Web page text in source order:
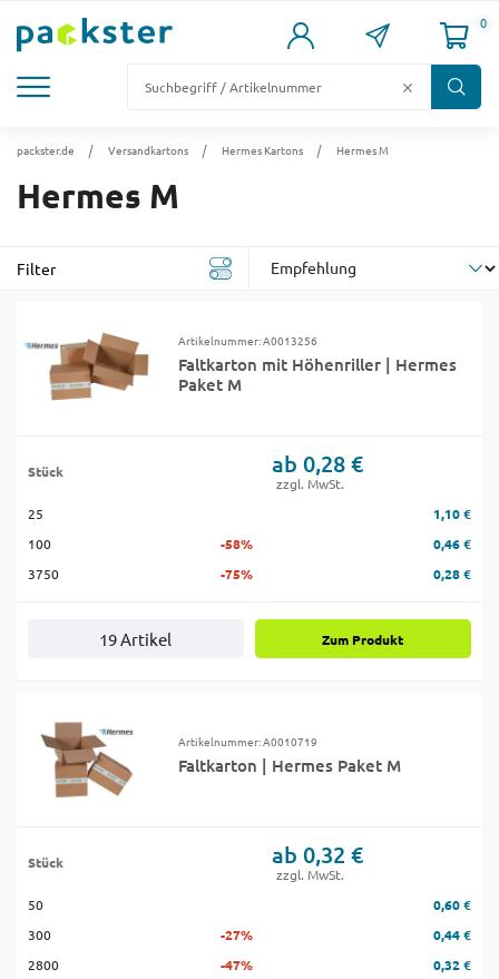
KARTONS
VERSANDKARTONS
VERSANDVERPACKUNG
FÜLL- & POLSTERMATERIAL
LAGER & PALETTIERUNG
0
packster.de Versandkartons Hermes Kartons Hermes M
Hermes M
Filter
Artikelnummer: A0013256
Faltkarton mit Höhenriller | Hermes
Paket M
Stück ab 0,28 €
zzgl. MwSt.
25
1,10 €
100
-58%
0,46 €
3750
-75% 0,28 €
19 Artikel Zum Produkt
Artikelnummer: A0010719
Faltkarton | Hermes Paket M
Stück ab 0,32 €
zzgl. MwSt.
50
0,60 €
300
-27%
0,44 €
2800
-47% 0,32 €